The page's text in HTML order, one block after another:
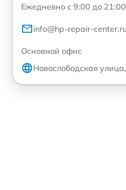
Ежедневно с 9:00 до 21:00
info@hp-repair-center.ru
Основной офис
Новослободская